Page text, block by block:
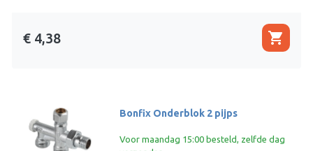
€ 4,38 shopping_cart
Bonfix Onderblok 2 pijps
Voor maandag 15:00 besteld, zelfde dag